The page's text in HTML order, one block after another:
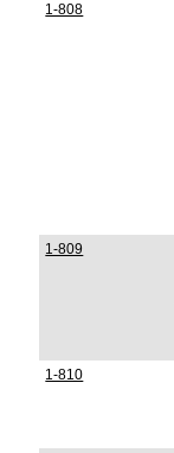
1-808
1-809
1-810